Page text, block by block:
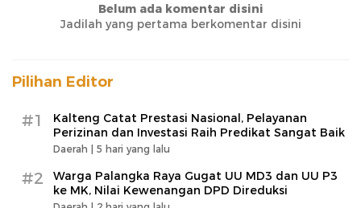
Belum ada komentar disini
Jadilah yang pertama berkomentar disini
Pilihan Editor
#1
Kalteng Catat Prestasi Nasional, Pelayanan
Perizinan dan Investasi Raih Predikat Sangat Baik
Daerah | 5 hari yang lalu
#2
Warga Palangka Raya Gugat UU MD3 dan UU P3
ke MK, Nilai Kewenangan DPD Direduksi